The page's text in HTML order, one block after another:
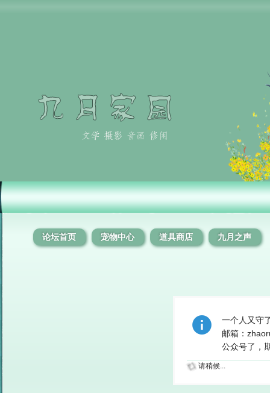
论坛首页 宠物中心 道具商店 九月之声
一个人又守
邮箱：
公众号了，
请稍候...